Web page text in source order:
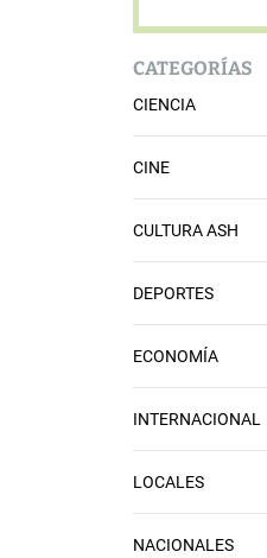
CATEGORÍAS
CIENCIA
CINE
CULTURA ASH
DEPORTES
ECONOMÍA
INTERNACIONAL
LOCALES
NACIONALES